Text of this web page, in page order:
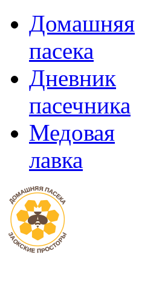
Домашняя
пасека
Дневник
пасечника
Медовая
лавка